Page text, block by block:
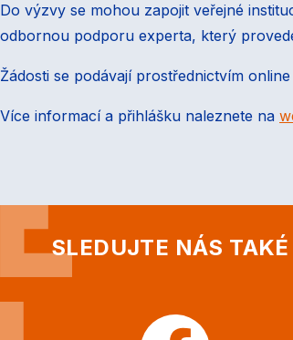
Do výzvy se mohou zapojit veřejné
odbornou podporu experta, který
Žádosti se podávají prostřednictvím
Více informací a přihlášku naleznete na
SLEDUJTE NÁS